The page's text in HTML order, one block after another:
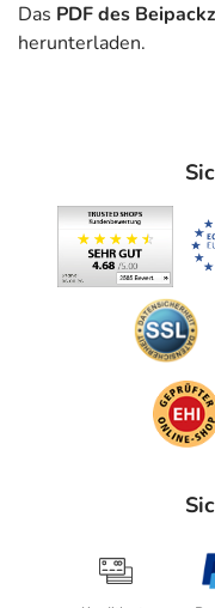
Gegenanzeigen
- AV-Block (Störung
des Herzens zur
Unter Umständen -
oder Apotheker:
- Herzerkrankungen,
-
- Herzinfarkt in der
- Herzschwäche
- Eingeschränkte
Welche Altersgruppe
Arzneimittel sollte in
nicht angewendet
Das PDF des
herunterladen.